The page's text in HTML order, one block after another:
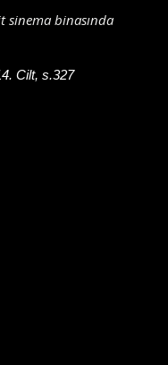
sinema binasında
Cilt, s.327